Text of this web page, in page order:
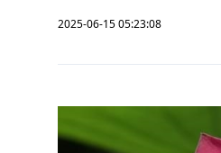
2025-06-15 05:23:08